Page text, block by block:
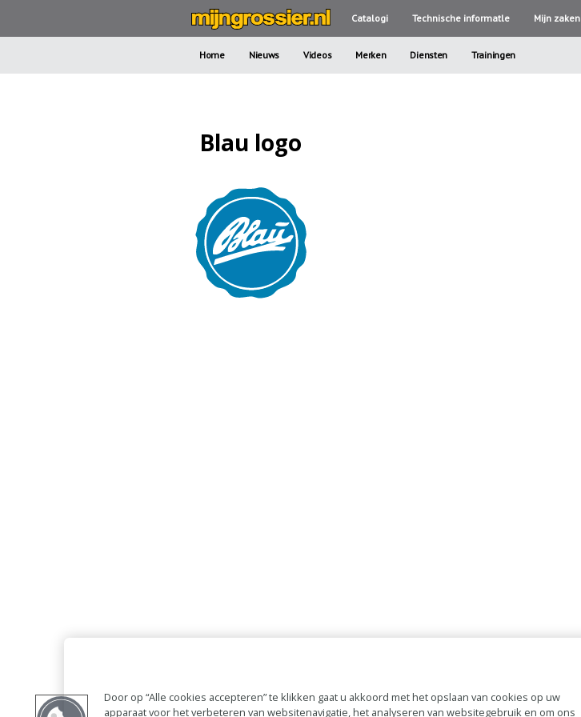
Catalogi Technische informatle Mijn zaken
Home Nieuws Videos Merken Diensten Trainingen
Blau logo
Door op “Alle cookies accepteren” te klikken gaat u akkoord met het opslaan van cookies op uw
apparaat voor het verbeteren van websitenavigatie, het analyseren van websitegebruik en om ons